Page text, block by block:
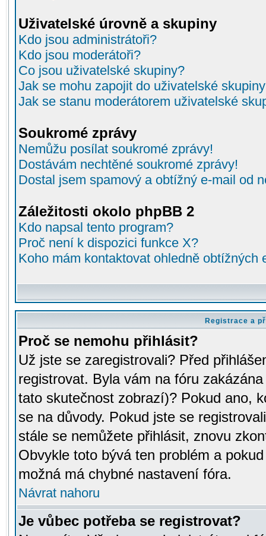
Uživatelské úrovně a skupiny
Kdo jsou administrátoři?
Kdo jsou moderátoři?
Co jsou uživatelské skupiny?
Jak se mohu zapojit do uživatelské
Jak se stanu moderátorem uživatelské
Soukromé zprávy
Nemůžu posílat soukromé zprávy!
Dostávám nechtěné soukromé zprávy!
Dostal jsem spamový a obtížný e-mail od
Záležitosti okolo phpBB 2
Kdo napsal tento program?
Proč není k dispozici funkce X?
Koho mám kontaktovat ohledně
Registrace a
Proč se nemohu přihlásit?
Už jste se zaregistrovali? Před
registrovat. Byla vám na fóru
tato skutečnost zobrazí)? Pokud ano,
se na důvody. Pokud jste se
stále se nemůžete přihlásit, znovu
Obvykle toto bývá ten problém a
možná má chybné nastavení fóra.
Návrat nahoru
Je vůbec potřeba se registrovat?